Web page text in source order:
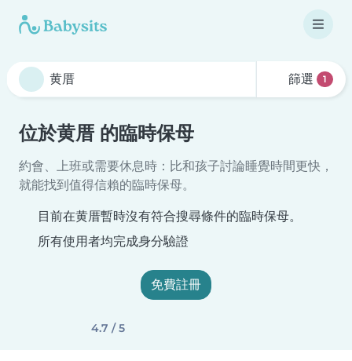
篩選 1
位於黄厝 的臨時保母
約會、上班或需要休息時：比和孩子討論睡覺時間更快，
就能找到值得信賴的臨時保母。
目前在黄厝暫時沒有符合搜尋條件的臨時保母。
所有使用者均完成身分驗證
免費註冊
4.7 / 5